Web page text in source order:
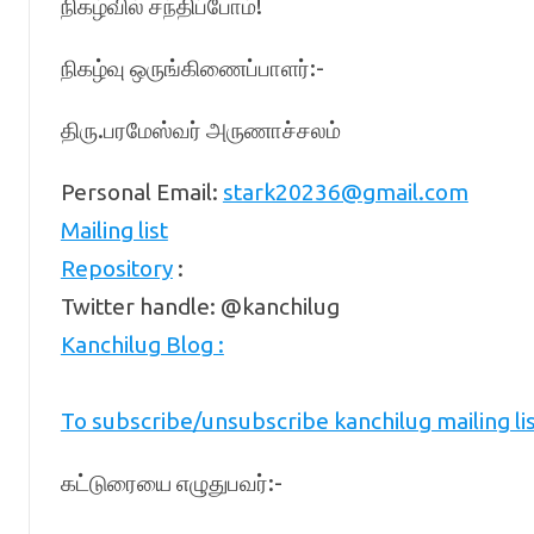
நிகழ்வில் சந்திப்போம்!
நிகழ்வு ஒருங்கிணைப்பாளர்:-
திரு.பரமேஸ்வர் அருணாச்சலம்
Personal Email: stark20236@gmail.com
Mailing list
Repository:
Twitter handle: @kanchilug
Kanchilug Blog :
To subscribe/unsubscribe kanchilug mailing
கட்டுரையை எழுதுபவர்:-